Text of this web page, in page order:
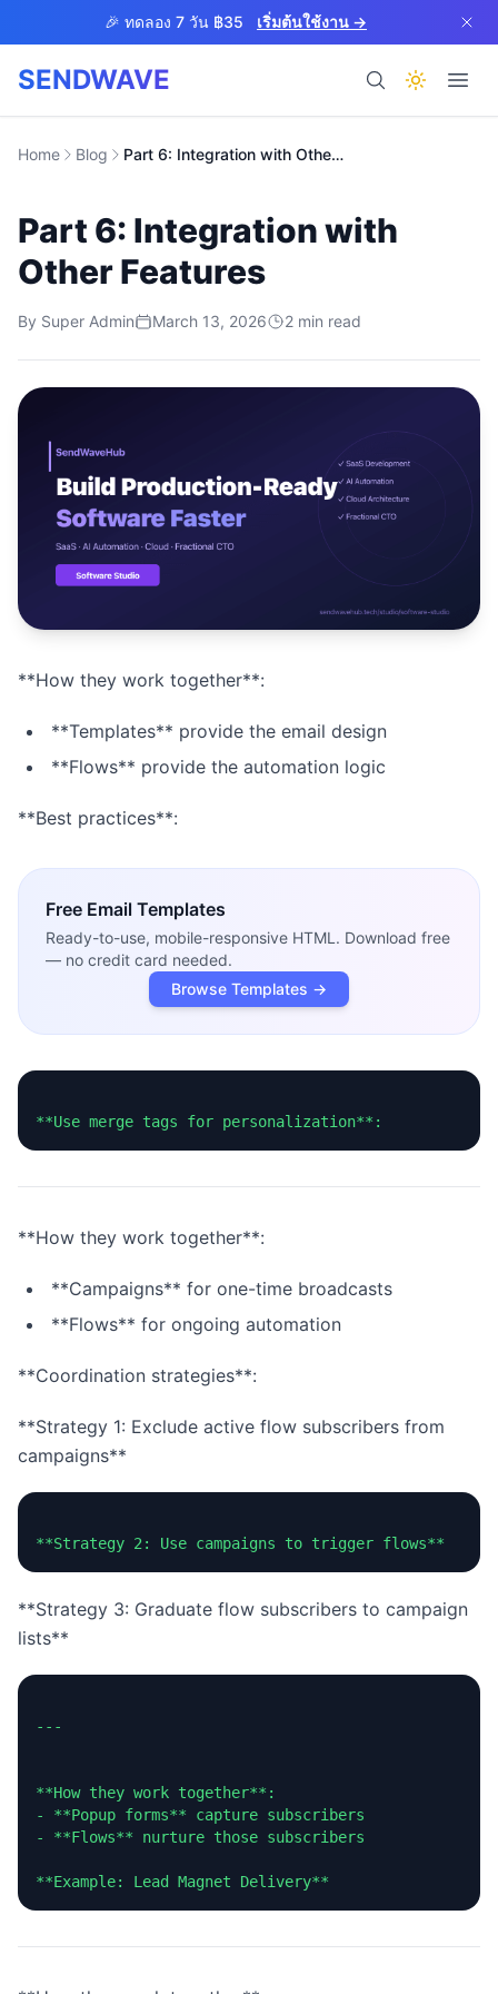
Skip to main content🎉 ทดลอง 7 วัน ฿35 เริ่มต้นใช้งาน →
SENDWAVE
ผลิตภัณฑ์
BETA
ช่วยเหลือ
Studio NEW
เข้าสู่ระบบ
เริ่มทดลอง 7 วัน ฿35
Home Blog Part 6: Integration with Other Features
Part 6: Integration with
Other Features
By Super Admin March 13, 2026 2 min read
**How they work together**:
**Templates** provide the email design
**Flows** provide the automation logic
**Best practices**:
Free Email Templates
Ready-to-use, mobile-responsive HTML. Download free
— no credit card needed.
Browse Templates →
**How they work together**:
**Campaigns** for one-time broadcasts
**Flows** for ongoing automation
**Coordination strategies**:
**Strategy 1: Exclude active flow subscribers from
campaigns**
**Strategy 3: Graduate flow subscribers to campaign
lists**
---
**How they work together**:
- **Popup forms** capture subscribers
- **Flows** nurture those subscribers